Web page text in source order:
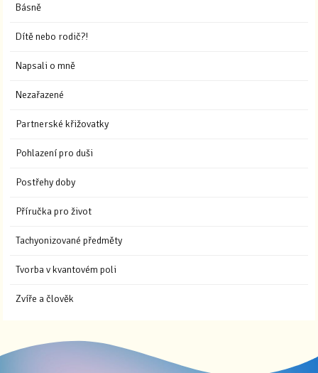
Básně
Dítě nebo rodič?!
Napsali o mně
Nezařazené
Partnerské křižovatky
Pohlazení pro duši
Postřehy doby
Příručka pro život
Tachyonizované předměty
Tvorba v kvantovém poli
Zvíře a člověk